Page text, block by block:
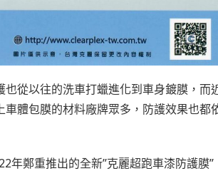
從以往的洗車打蠟進化到車身鍍膜，而
體包膜的材料廠牌眾多，防護效果也都
年鄭重推出的全新”克麗超跑車漆防護膜”